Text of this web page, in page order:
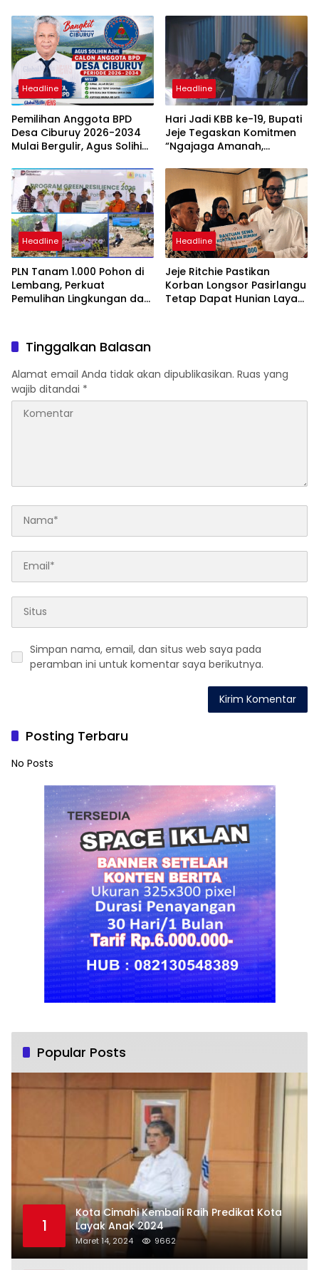
Barunya
Headline
Pemilihan Anggota BPD
Desa Ciburuy 2026-2034
Mulai Bergulir, Agus Solihin
Visi “Ciburuy Merata, Adil
Diawasi BPD”
Headline
Hari Jadi KBB ke-19, Bupati
Jeje Tegaskan Komitmen
“Ngajaga Amanah,
Headline
PLN Tanam 1.000 Pohon di
Lembang, Perkuat
Pemulihan Lingkungan dan
Headline
Jeje Ritchie Pastikan
Korban Longsor Pasirlangu
Tetap Dapat Hunian Layak
Tinggalkan Balasan
Alamat email Anda tidak akan dipublikasikan. Ruas yang
wajib ditandai *
Simpan nama, email, dan situs web saya pada
peramban ini untuk komentar saya berikutnya.
Posting Terbaru
No Posts
Popular Posts
1
Kota Cimahi Kembali Raih Predikat Kota
Layak Anak 2024
Maret 14, 2024 9662